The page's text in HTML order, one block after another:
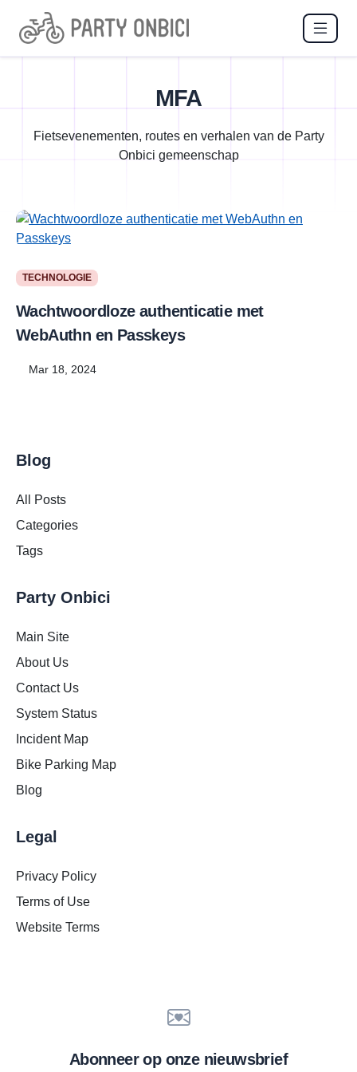
MFA
Fietsevenementen, routes en verhalen van de Party
Onbici gemeenschap
TECHNOLOGIE
Wachtwoordloze authenticatie met
WebAuthn en Passkeys
Mar 18, 2024
Blog
All Posts
Categories
Tags
Party Onbici
Main Site
About Us
Contact Us
System Status
Incident Map
Bike Parking Map
Blog
Legal
Privacy Policy
Terms of Use
Website Terms
Abonneer op onze nieuwsbrief